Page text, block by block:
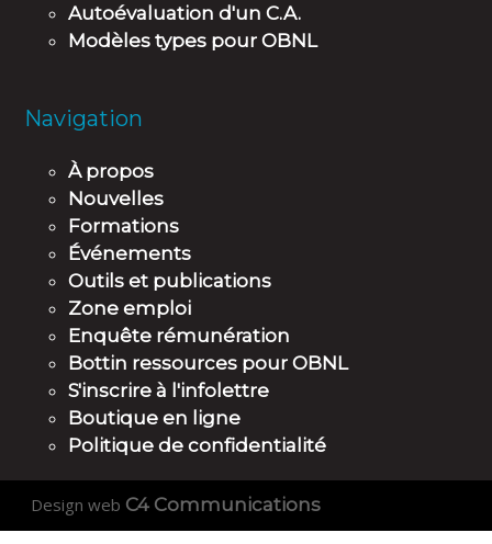
Autoévaluation d'un C.A.
Modèles types pour OBNL
Navigation
À propos
Nouvelles
Formations
Événements
Outils et publications
Zone emploi
Enquête rémunération
Bottin ressources pour OBNL
S'inscrire à l'infolettre
Boutique en ligne
Politique de confidentialité
Design web C4 Communications